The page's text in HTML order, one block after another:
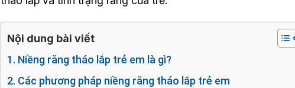
Nội dung bài viết
1. Niềng răng tháo lắp trẻ em là gì?
2. Các phương pháp niềng răng tháo lắp trẻ em